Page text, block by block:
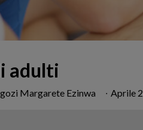
adulti
Margarete Ezinwa ∙ Aprile